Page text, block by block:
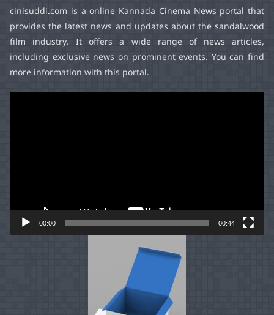
cinisuddi.com is a online Kannada Cinema News portal that
provides the latest news and updates about the sandalwood
film industry. It offers a wide range of news articles,
including exclusive news on prominent events. You can find
more information with this portal.
00:00 00:44